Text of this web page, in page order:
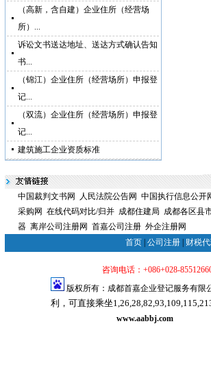
（高新，含自建）企业住所（经营场
所）...
诉讼文书送达地址、送达方式确认告知
书...
（锦江）企业住所（经营场所）申报登
记...
（双流）企业住所（经营场所）申报登
记...
建筑施工企业资质标准
中国裁判文书网 人民法院公告网 中国执行信息公开
采购网 在线代码对比/归并 成都住建局 成都各区县
器 离岸公司注册网 首嘉公司注册 外企注册网
首页 公司注册 财税
咨询电话：+086+028-
版权所有：成都首嘉企业登记服务有限
利，可直接乘坐
www.aabbj.com